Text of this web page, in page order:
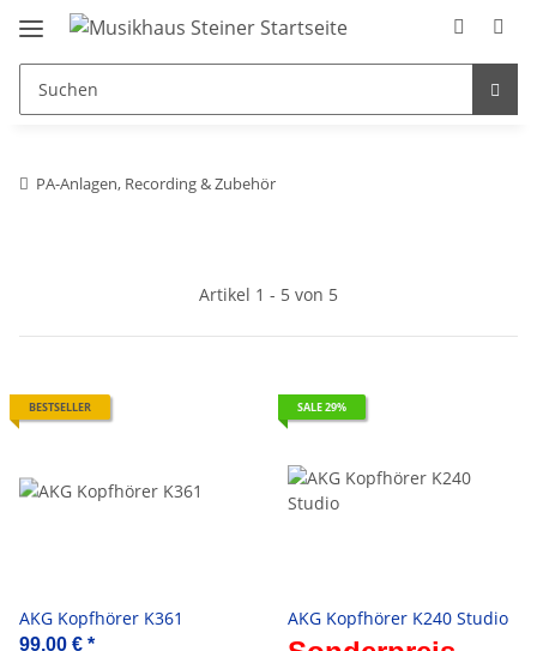
PA-Anlagen, Recording & Zubehör
Artikel 1 - 5 von 5
BESTSELLER
AKG Kopfhörer K361
99,00 € *
SALE 29%
AKG Kopfhörer K240 Studio